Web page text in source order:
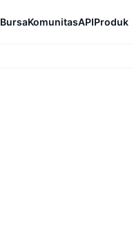
BursaKomunitasAPIProduk